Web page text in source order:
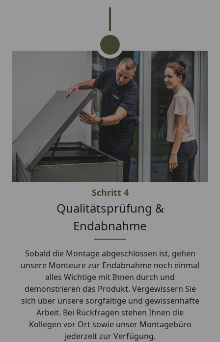
Schritt 4
Qualitätsprüfung &
Endabnahme
Sobald die Montage abgeschlossen ist, gehen
unsere Monteure zur Endabnahme noch einmal
alles Wichtige mit Ihnen durch und
demonstrieren das Produkt. Vergewissern Sie
sich über unsere sorgfältige und gewissenhafte
Arbeit. Bei Rückfragen stehen Ihnen die
Kollegen vor Ort sowie unser Montagebüro
jederzeit zur Verfügung.